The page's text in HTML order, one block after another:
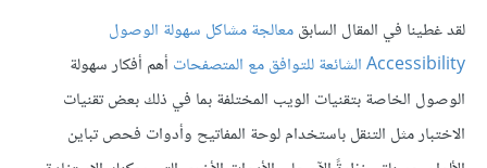
لقد غطينا في المقال السابقمعالجة مشاكل سهولة الوصول
Accessibility الشائعة للتوافق مع المتصفحات
أهم أفكار سهولة
الوصول الخاصة بتقنيات الويب المختلفة بما في ذلك بعض تقنيات
الاختبار مثل التنقل باستخدام لوحة المفاتيح وأدوات فحص تباين